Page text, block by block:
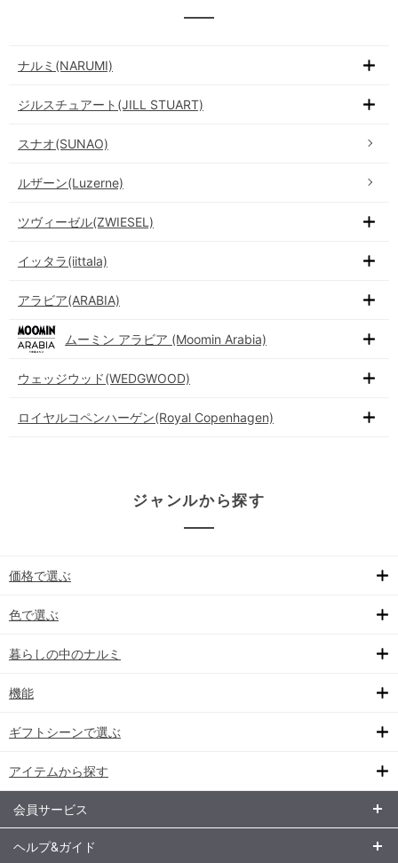
ナルミ(NARUMI)
ジルスチュアート(JILL STUART)
スナオ(SUNAO)
ルザーン(Luzerne)
ツヴィーゼル(ZWIESEL)
イッタラ(iittala)
アラビア(ARABIA)
ムーミン アラビア (Moomin Arabia)
ウェッジウッド(WEDGWOOD)
ロイヤルコペンハーゲン(Royal Copenhagen)
ジャンルから探す
価格で選ぶ
色で選ぶ
暮らしの中のナルミ
機能
ギフトシーンで選ぶ
アイテムから探す
会員サービス
ヘルプ&ガイド